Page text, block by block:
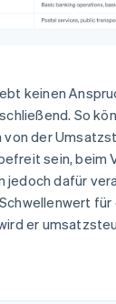
keinen
So
von der
sein, beim
jedoch dafür
er